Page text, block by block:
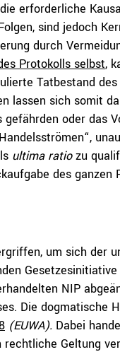
erforderliche
sind jedoch
durch
Protokolls selbst,
Tatbestand
lassen sich somit
oder das
ultima ratiozu
des ganzen
um sich der
Gesetzesinitiative
NIP
Die dogmatische
(EUWA). Dabei
rechtliche Geltung